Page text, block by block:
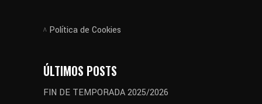
Política de Cookies
ÚLTIMOS POSTS
FIN DE TEMPORADA 2025/2026